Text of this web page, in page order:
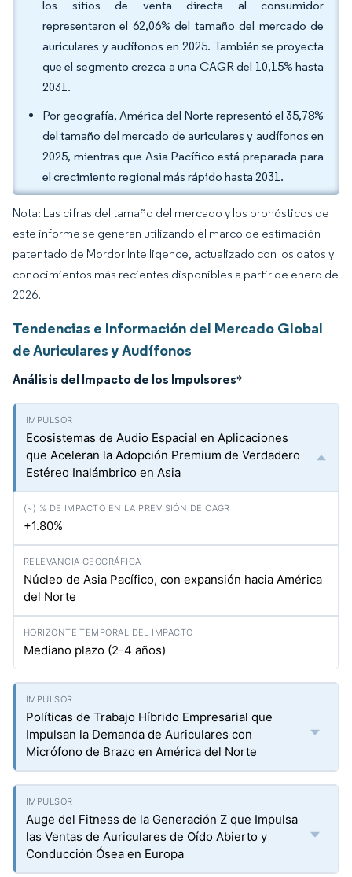
los sitios de venta directa al consumidor
representaron el 62,06% del tamaño del mercado de
auriculares y audífonos en 2025. También se proyecta
que el segmento crezca a una CAGR del 10,15% hasta
2031.
Por geografía, América del Norte representó el 35,78%
del tamaño del mercado de auriculares y audífonos en
2025, mientras que Asia Pacífico está preparada para
el crecimiento regional más rápido hasta 2031.
Nota: Las cifras del tamaño del mercado y los pronósticos de
este informe se generan utilizando el marco de estimación
patentado de Mordor Intelligence, actualizado con los datos y
conocimientos más recientes disponibles a partir de enero de
2026.
Tendencias e Información del Mercado Global
de Auriculares y Audífonos
Análisis del Impacto de los Impulsores*
Ecosistemas de Audio Espacial en Aplicaciones
que Aceleran la Adopción Premium de Verdadero
Estéreo Inalámbrico en Asia
+1.80%
Núcleo de Asia Pacífico, con expansión hacia América
del Norte
Mediano plazo (2-4 años)
Políticas de Trabajo Híbrido Empresarial que
Impulsan la Demanda de Auriculares con
Micrófono de Brazo en América del Norte
Auge del Fitness de la Generación Z que Impulsa
las Ventas de Auriculares de Oído Abierto y
Conducción Ósea en Europa